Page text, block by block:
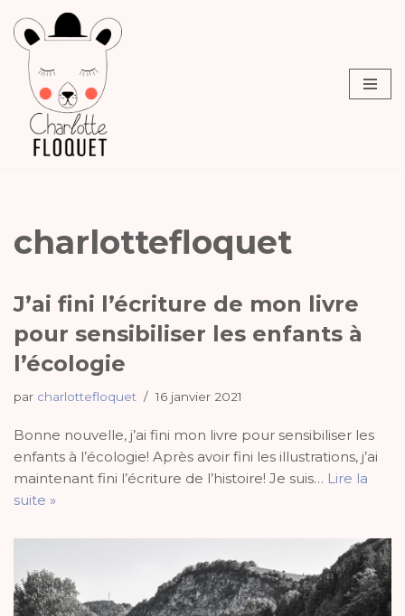
Aller
au
contenu
charlottefloquet
J’ai fini l’écriture de mon livre
pour sensibiliser les enfants à
l’écologie
par charlottefloquet 16 janvier 2021
Bonne nouvelle, j’ai fini mon livre pour sensibiliser les
enfants à l’écologie! Après avoir fini les illustrations, j’ai
maintenant fini l’écriture de l’histoire! Je suis… Lire la
suite »